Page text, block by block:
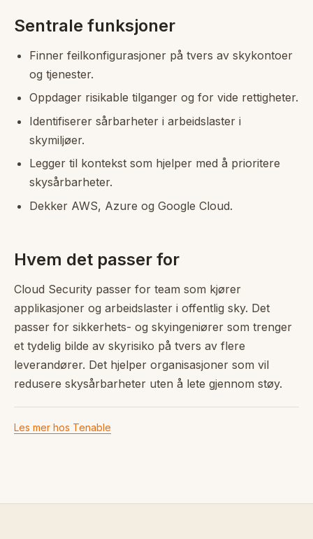
Sentrale funksjoner
Finner feilkonfigurasjoner på tvers av skykontoer
og tjenester.
Oppdager risikable tilganger og for vide rettigheter.
Identifiserer sårbarheter i arbeidslaster i
skymiljøer.
Legger til kontekst som hjelper med å prioritere
skysårbarheter.
Dekker AWS, Azure og Google Cloud.
Hvem det passer for
Cloud Security passer for team som kjører
applikasjoner og arbeidslaster i offentlig sky. Det
passer for sikkerhets- og skyingeniører som trenger
et tydelig bilde av skyrisiko på tvers av flere
leverandører. Det hjelper organisasjoner som vil
redusere skysårbarheter uten å lete gjennom støy.
Les mer hos Tenable